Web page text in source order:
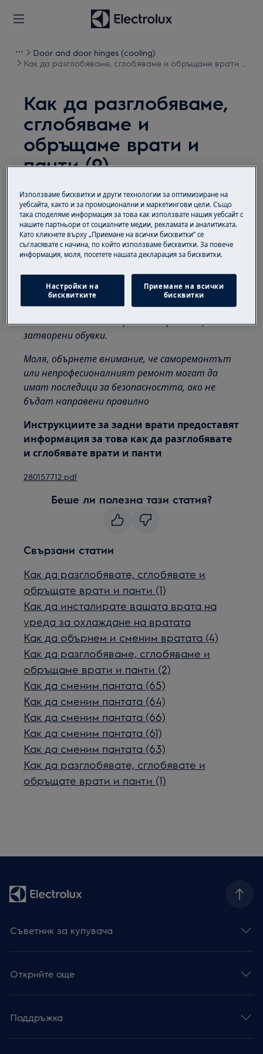
Door and door hinges (cooling)
Как да разглобяваме, сглобяваме и обръщаме врати и
Как да разглобяваме,
сглобяваме и
обръщаме врати и
панти (9)
Решение
Преди всяка операция по поддръжката
деактивирайте уреда и изключете щепсела от
контакта.
за тежки уреди е необходимо да го преместят
двама души.
Винаги използвайте предпазни ръкавици и
затворени обувки.
Моля, обърнете внимание, че саморемонтът
или непрофесионалният ремонт могат да
имат последици за безопасността, ако не
бъдат направени правилно
Инструкциите за задни врати предоставят
информация за това как да разглобявате
и сглобявате врати и панти
280157712.pdf
Беше ли полезна тази статия?
Свързани статии
Как да разглобявате, сглобявате и
обръщате врати и панти (1)
Как да инсталирате вашата врата на
уреда за охлаждане на вратата
Как да обърнем и сменим вратата (4)
Как да разглобяваме, сглобяваме и
обръщаме врати и панти (2)
Как да сменим пантата (65)
Как да сменим пантата (64)
Как да сменим пантата (66)
Как да сменим пантата (61)
Как да сменим пантата (63)
Как да разглобявате, сглобявате и
обръщате врати и панти (1)
Съветник за купувача
Открийте още
Поддръжка
Използваме бисквитки и други технологии за оптимизиране на
уебсайта, както и за промоционални и маркетингови цели. Също
така споделяме информация за това как използвате нашия уебсайт с
нашите партньори от социалните медии, рекламата и аналитиката.
Като кликнете върху „Приемане на всички бисквитки“ се
съгласявате с начина, по който използваме бисквитки. За повече
информация, моля, посетете нашата декларация за бисквитки.
Настройки на
бисквитките
Приемане на всички
бисквитки